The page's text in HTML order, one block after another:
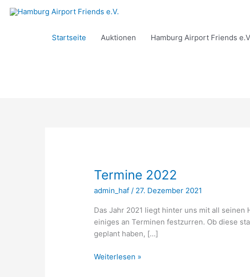
Inhalt
Startseite
Auktionen Hamburg Airport Friends
Termine 2022
admin_haf/ 27. Dezember 2021
Das Jahr 2021 liegt hinter uns mit all
einiges an Terminen festzurren. Ob diese
geplant haben, […]
Termine
Weiterlesen »